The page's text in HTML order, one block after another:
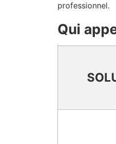
professionnel.
Qui